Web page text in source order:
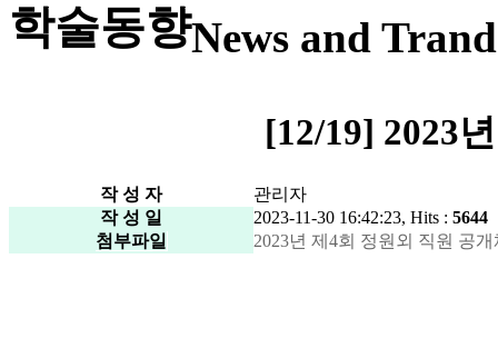
학술동향News and
[12/19] 2023
작 성 자
관리자
작 성 일
2023-11-30 16:42:23, Hits : 5644
첨부파일
2023년 제4회 정원외 직원 공